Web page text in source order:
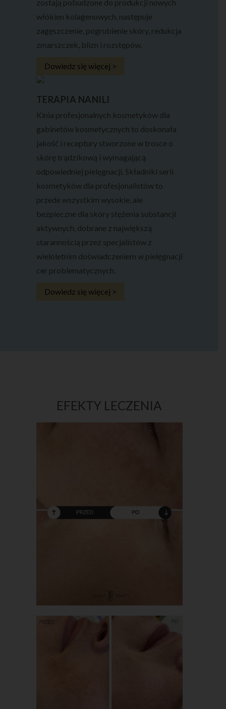
zostają pobudzone do produkcji nowych
włókien kolagenowych, następuje
zagęszczenie, pogrubienie skóry, redukcja
zmarszczek, blizn i rozstępów.
Dowiedz się więcej >
TERAPIA NANILI
Kinia profesjonalnych kosmetyków dla
gabinetów kosmetycznych to doskonała
jakość i receptury stworzone w trosce o
skórę trądzikową i wymagającą
odpowiedniej pielęgnacji. Składniki serii
kosmetyków dla profesjonalistów to
przede wszystkim wysokie, ale
bezpieczne dla skóry stężenia substancji
aktywnych, dobrane z największą
starannością przez specjalistów z
wieloletnim doświadczeniem w pielęgnacji
cer problematycznych.
Dowiedz się więcej >
EFEKTY LECZENIA